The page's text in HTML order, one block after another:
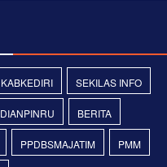
KABKEDIRI SEKILAS INFO
DIANPINRU BERITA
PPDBSMAJATIM PMM